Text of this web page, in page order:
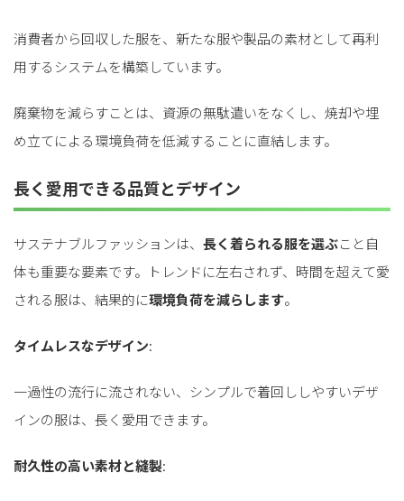
消費者から回収した服を、新たな服や製品の素材として再利
用するシステムを構築しています。
廃棄物を減らすことは、資源の無駄遣いをなくし、焼却や埋
め立てによる環境負荷を低減することに直結します。
長く愛用できる品質とデザイン
サステナブルファッションは、 長く着られる服を選ぶこと自
体も重要な要素です。トレンドに左右されず、時間を超えて愛
される服は、結果的に環境負荷を減らします。
タイムレスなデザイン:
一過性の流行に流されない、シンプルで着回ししやすいデザ
インの服は、長く愛用できます。
耐久性の高い素材と縫製: